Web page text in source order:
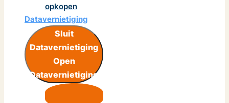
opkopen
Datavernietiging
Sluit
Datavernietiging
Open
Datavernietiging